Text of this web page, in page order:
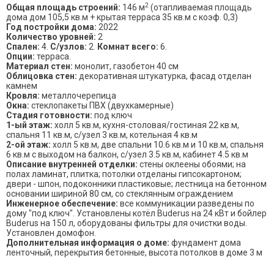
Общая площадь строений: 146 м2 (отапливаемая площадь
дома дом 105,5 кв.м + крытая терраса 35 кв.м с коэф. 0,3)
Год постройки дома: 2022
Количество уровней: 2
Спален: 4. С/узлов: 2. Комнат всего: 6.
Опции: терраса.
Материал стен: монолит, газобетон 40 см
Облицовка стен: декоративная штукатурка, фасад отделан
камнем
Кровля: металлочерепица
Окна: стеклопакеты ПВХ (двухкамерные)
Стадия готовности: под ключ
1-ый этаж: холл 5 кв.м, кухня-столовая/гостиная 22 кв.м,
спальня 11 кв.м, с/узел 3 кв.м, котельная 4 кв.м
2-ой этаж: холл 5 кв.м, две спальни 10.6 кв.м и 10 кв.м, спальня
6 кв.м с выходом на балкон, с/узел 3.5 кв.м, кабинет 4.5 кв.м
Описание внутренней отделки: стены оклеены обоями; на
полах ламинат, плитка; потолки отделаны гипсокартоном;
двери - шпон, подоконники пластиковые; лестница на бетонном
основании шириной 80 см, со стеклянным ограждением
Инженерное обеспечение: все коммуникации разведены по
дому "под ключ". Установлены котёл Buderus на 24 кВт и бойлер
Buderus на 150 л, оборудованы фильтры для очистки воды.
Установлен домофон.
Дополнительная информация о доме: фундамент дома
ленточный, перекрытия бетонные, высота потолков в доме 3 м